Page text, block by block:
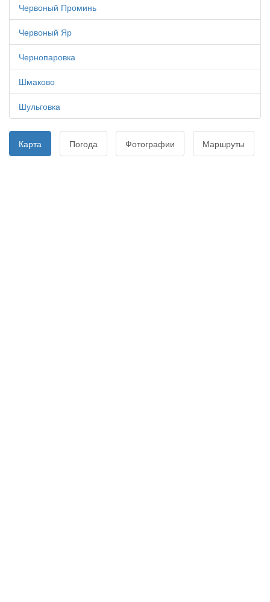
Червоный Проминь
Червоный Яр
Чернопаровка
Шмаково
Шульговка
Карта Погода Фотографии Маршруты